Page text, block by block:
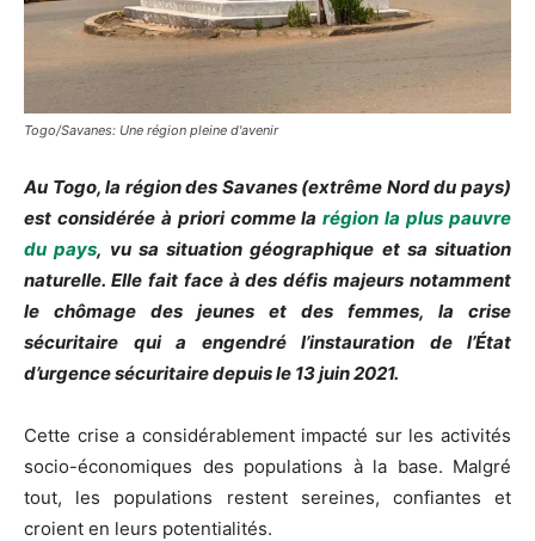
Togo/Savanes: Une région pleine d'avenir
Au Togo, la région des Savanes (extrême Nord du pays)
est considérée à priori comme larégion la plus pauvre
du pays, vu sa situation géographique et sa situation
naturelle. Elle fait face à des défis majeurs notamment
le chômage des jeunes et des femmes, la crise
sécuritaire qui a engendré l’instauration de l’État
d’urgence sécuritaire depuis le 13 juin 2021.
Cette crise a considérablement impacté sur les activités
socio-économiques des populations à la base. Malgré
tout, les populations restent sereines, confiantes et
croient en leurs potentialités.